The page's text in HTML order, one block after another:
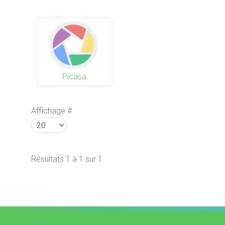
Picasa
Affichage #
Résultats 1 à 1 sur 1